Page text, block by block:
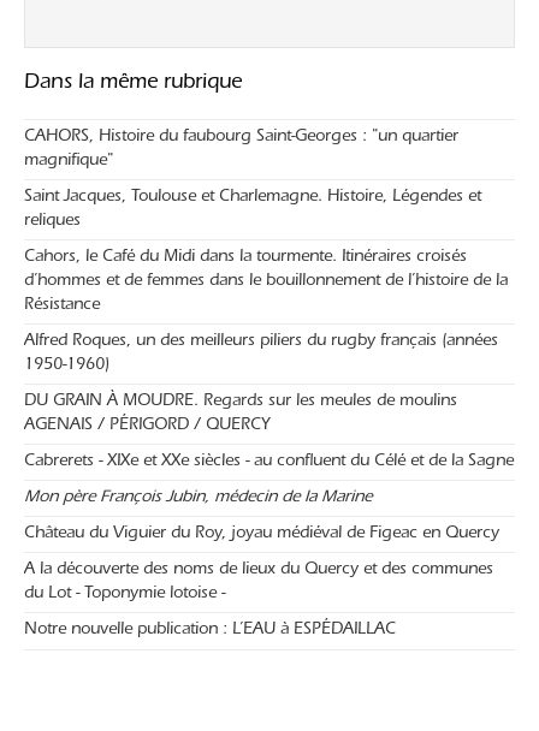
Dans la même rubrique
CAHORS, Histoire du faubourg Saint-Georges : "un quartier
magnifique"
Saint Jacques, Toulouse et Charlemagne. Histoire, Légendes et
reliques
Cahors, le Café du Midi dans la tourmente. Itinéraires croisés
d’hommes et de femmes dans le bouillonnement de l’histoire de la
Résistance
Alfred Roques, un des meilleurs piliers du rugby français (années
1950-1960)
DU GRAIN À MOUDRE. Regards sur les meules de moulins
AGENAIS / PÉRIGORD / QUERCY
Cabrerets - XIXe et XXe siècles - au confluent du Célé et de la Sagne
Mon père François Jubin, médecin de la Marine
Château du Viguier du Roy, joyau médiéval de Figeac en Quercy
A la découverte des noms de lieux du Quercy et des communes
du Lot - Toponymie lotoise -
Notre nouvelle publication : L’EAU à ESPÉDAILLAC